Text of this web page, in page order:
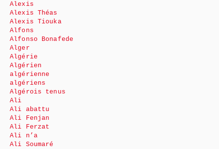
Alexis
Alexis Théas
Alexis Tiouka
Alfons
Alfonso Bonafede
Alger
Algérie
Algérien
algérienne
algériens
Algérois tenus
Ali
Ali abattu
Ali Fenjan
Ali Ferzat
Ali n’a
Ali Soumaré